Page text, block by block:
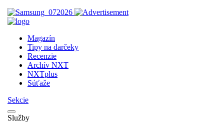
Magazín
Tipy na darčeky
Recenzie
Archív NXT
NXTplus
Súťaže
Sekcie
Služby